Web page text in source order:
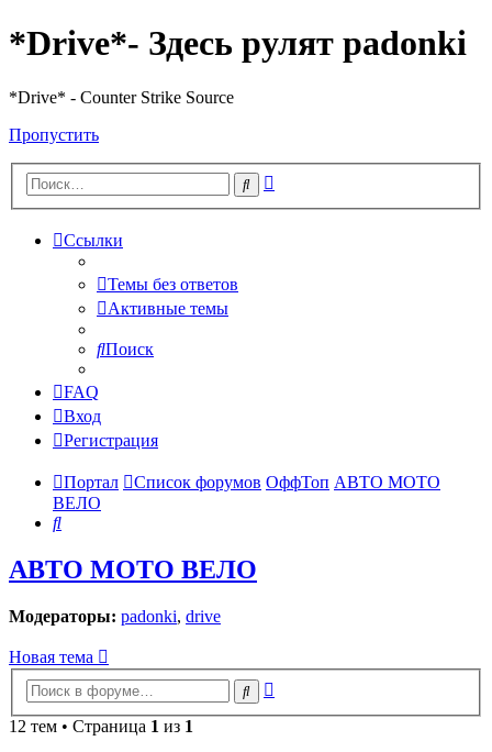
*Drive*- Здесь рулят padonki
*Drive* - Counter Strike Source
Пропустить
Поиск
Ссылки
Темы без ответов
Активные темы
Поиск
FAQ
Вход
Регистрация
Портал Список форумов ОффТоп АВТО МОТО
ВЕЛО
Поиск
АВТО МОТО ВЕЛО
Модераторы: padonki, drive
Новая тема
Поиск
12 тем • Страница 1 из 1